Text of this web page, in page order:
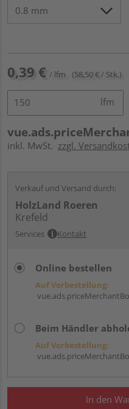
0,39 € / lfm (58,50 € / Stk.)
lfm
inkl. MwSt. zzgl.
Verkauf und Versand durch:
HolzLand Roeren
Krefeld
Services Kontakt
Online bestellen
Auf Vorbestellung:
Beim Händler
Auf Vorbestellung:
In den